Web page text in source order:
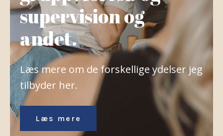
supervision og
andet.
Læs mere om de forskellige ydelser jeg
tilbyder her.
Læs mere